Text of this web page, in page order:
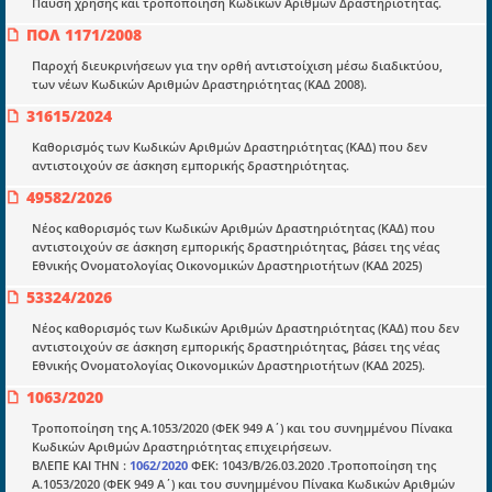
ΠΟΛ 1171/2008
Παροχή διευκρινήσεων για την ορθή αντιστοίχιση μέσω διαδικτύου,
των νέων Κωδικών Αριθμών Δραστηριότητας (ΚΑΔ 2008).
31615/2024
Καθορισμός των Κωδικών Αριθμών Δραστηριότητας (ΚΑΔ) που δεν
αντιστοιχούν σε άσκηση εμπορικής δραστηριότητας.
49582/2026
Νέος καθορισμός των Κωδικών Αριθμών Δραστηριότητας (ΚΑΔ) που
αντιστοιχούν σε άσκηση εμπορικής δραστηριότητας, βάσει της νέας
Εθνικής Ονοματολογίας Οικονομικών Δραστηριοτήτων (ΚΑΔ 2025)
53324/2026
Νέος καθορισμός των Κωδικών Αριθμών Δραστηριότητας (ΚΑΔ) που δεν
αντιστοιχούν σε άσκηση εμπορικής δραστηριότητας, βάσει της νέας
Εθνικής Ονοματολογίας Οικονομικών Δραστηριοτήτων (ΚΑΔ 2025).
1063/2020
Τροποποίηση της Α.1053/2020 (ΦΕΚ 949 Α΄) και του συνημμένου Πίνακα
Κωδικών Αριθμών Δραστηριότητας επιχειρήσεων.
ΒΛΕΠΕ ΚΑΙ ΤΗΝ : 1062/2020 ΦΕΚ: 1043/Β/26.03.2020 .Τροποποίηση της
Α.1053/2020 (ΦΕΚ 949 Α΄) και του συνημμένου Πίνακα Κωδικών Αριθμών
Μια πολυετής εθελοντική προσπάθεια που
στην διάδοση της γνώσης.
Ενότητες
Επικαιρότητα
E-book
Οδηγοί εκκαθάρισης
Νόμοι και προεδρικά διατάγματα
Υπουργικές αποφάσεις
Πληροφορίες